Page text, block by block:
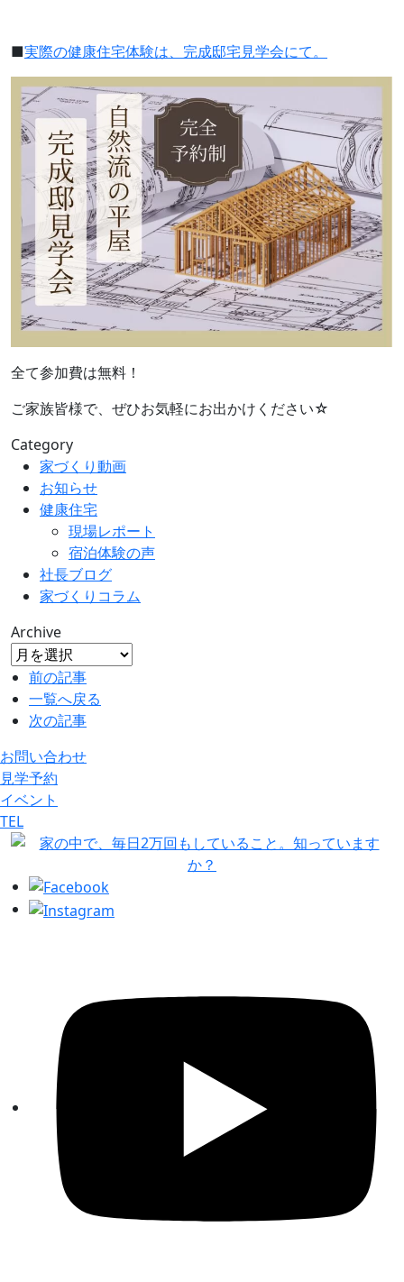
■実際の健康住宅体験は、完成邸宅見学会にて。
全て参加費は無料！
ご家族皆様で、ぜひお気軽にお出かけください☆
Category
家づくり動画
お知らせ
健康住宅
現場レポート
宿泊体験の声
社長ブログ
家づくりコラム
Archive
前の記事
一覧へ戻る
次の記事
お問い合わせ
見学予約
イベント
TEL